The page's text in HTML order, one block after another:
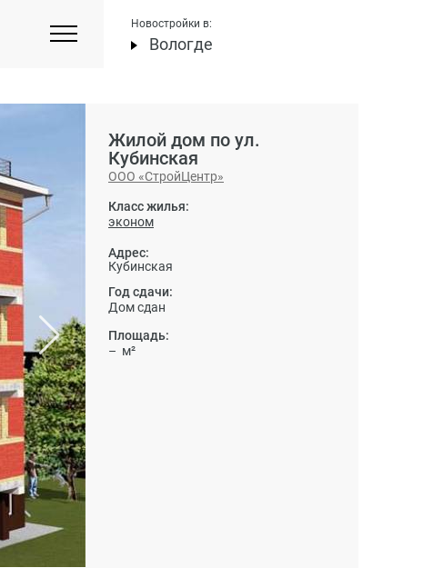
Новостройки в:
Вологде
Жилой дом по ул.
Кубинская
ООО «СтройЦентр»
Класс жилья:
эконом
Адрес:
Кубинская
Год сдачи:
Дом сдан
Площадь:
– м²